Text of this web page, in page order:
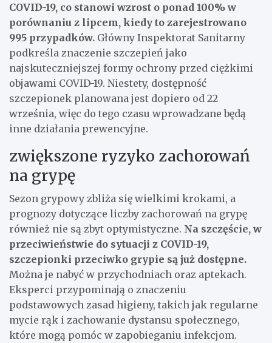
COVID-19, co stanowi wzrost o ponad 100% w
porównaniu z lipcem, kiedy to zarejestrowano
995 przypadków. Główny Inspektorat Sanitarny
podkreśla znaczenie szczepień jako
najskuteczniejszej formy ochrony przed ciężkimi
objawami COVID-19. Niestety, dostępność
szczepionek planowana jest dopiero od 22
września, więc do tego czasu wprowadzane będą
inne działania prewencyjne.
zwiększone ryzyko zachorowań
na grypę
Sezon grypowy zbliża się wielkimi krokami, a
prognozy dotyczące liczby zachorowań na grypę
również nie są zbyt optymistyczne. Na szczęście, w
przeciwieństwie do sytuacji z COVID-19,
szczepionki przeciwko grypie są już dostępne.
Można je nabyć w przychodniach oraz aptekach.
Eksperci przypominają o znaczeniu
podstawowych zasad higieny, takich jak regularne
mycie rąk i zachowanie dystansu społecznego,
które mogą pomóc w zapobieganiu infekcjom.